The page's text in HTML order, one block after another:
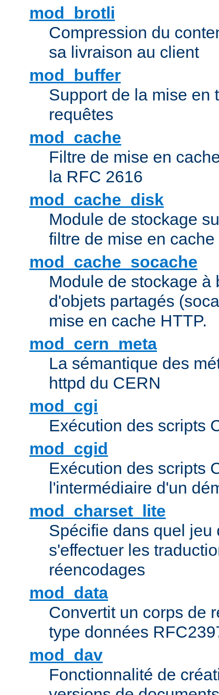
mod_brotli
Compression du
sa livraison au client
mod_buffer
Support de la mise en
requêtes
mod_cache
Filtre de mise en
la RFC 2616
mod_cache_disk
Module de stockage
filtre de mise en cache
mod_cache_socache
Module de stockage à
d'objets partagés
mise en cache HTTP.
mod_cern_meta
La sémantique des
httpd du CERN
mod_cgi
Exécution des scripts
mod_cgid
Exécution des scripts
l'intermédiaire d'un
mod_charset_lite
Spécifie dans quel jeu
s'effectuer les
réencodages
mod_data
Convertit un corps de
type données
mod_dav
Fonctionnalité de